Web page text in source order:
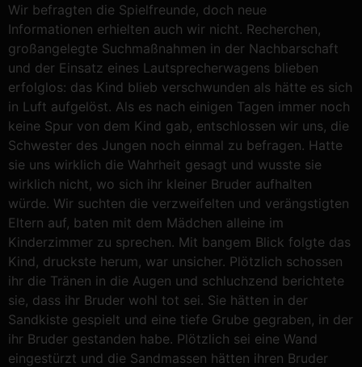
Wir befragten die Spielfreunde, doch neue
Informationen erhielten auch wir nicht. Recherchen,
großangelegte Suchmaßnahmen in der Nachbarschaft
und der Einsatz eines Lautsprecherwagens blieben
erfolglos: das Kind blieb verschwunden als hätte es sich
in Luft aufgelöst. Als es nach einigen Tagen immer noch
keine Spur von dem Kind gab, entschlossen wir uns, die
Schwester des Jungen noch einmal zu befragen. Hatte
sie uns wirklich die Wahrheit gesagt und wusste sie
wirklich nicht, wo sich ihr kleiner Bruder aufhalten
würde. Wir suchten die verzweifelten und verängstigten
Eltern auf, baten mit dem Mädchen alleine im
Kinderzimmer zu sprechen. Mit bangem Blick folgte das
Kind, druckste herum, war unsicher. Plötzlich schossen
ihr die Tränen in die Augen und schluchzend berichtete
sie, dass ihr Bruder wohl tot sei. Sie hätten in der
Sandkiste gespielt und eine tiefe Grube gegraben, in der
ihr Bruder gestanden habe. Plötzlich sei eine Wand
eingestürzt und die Sandmassen hätten ihren Bruder